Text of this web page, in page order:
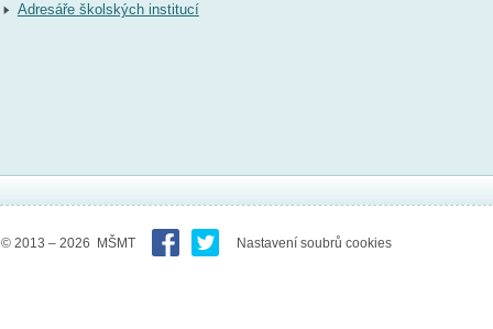
Adresáře školských institucí
© 2013 – 2026 MŠMT Nastavení soubrů cookies